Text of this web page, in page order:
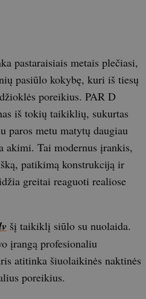
pastaraisiais metais plečiasi,
pasiūlo kokybę, kuri iš tiesų
poreikius. PAR D
iš tokių taikiklių, sukurtas
paros metu matytų daugiau
akimi. Tai modernus įrankis,
patikimą konstrukciją ir
greitai reaguoti realiose
šį taikiklį siūlo su nuolaida.
įrangą profesionaliu
atitinka šiuolaikinės naktinės
poreikius.